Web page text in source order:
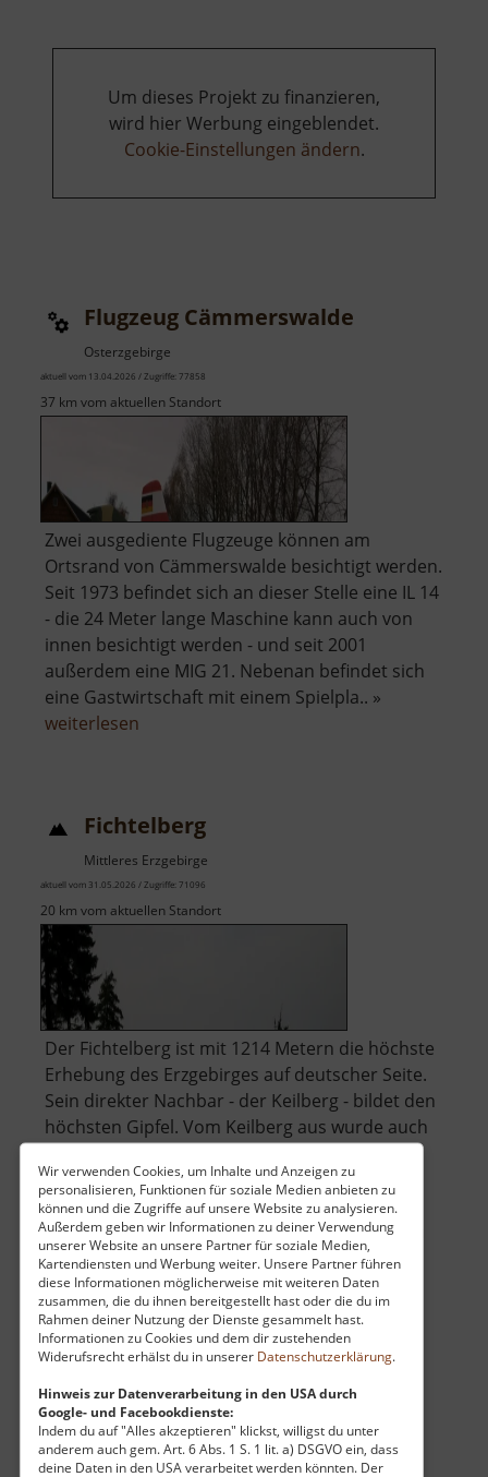
Wir verwenden Cookies, um Inhalte und Anzeigen zu
personalisieren, Funktionen für soziale Medien anbieten zu
können und die Zugriffe auf unsere Website zu analysieren.
Außerdem geben wir Informationen zu deiner Verwendung
unserer Website an unsere Partner für soziale Medien,
Kartendiensten und Werbung weiter. Unsere Partner führen
diese Informationen möglicherweise mit weiteren Daten
zusammen, die du ihnen bereitgestellt hast oder die du im
Rahmen deiner Nutzung der Dienste gesammelt hast.
Informationen zu Cookies und dem dir zustehenden
Widerufsrecht erhälst du in unserer Datenschutzerklärung.
Hinweis zur Datenverarbeitung in den USA durch
Google- und Facebookdienste:
Indem du auf "Alles akzeptieren" klickst, willigst du unter
anderem auch gem. Art. 6 Abs. 1 S. 1 lit. a) DSGVO ein, dass
deine Daten in den USA verarbeitet werden könnten. Der
Um dieses Projekt zu finanzieren,
wird hier Werbung eingeblendet.
Cookie-Einstellungen ändern.
Flugzeug Cämmerswalde
Osterzgebirge
aktuell vom 13.04.2026 / Zugriffe: 77858
37 km vom aktuellen Standort
Zwei ausgediente Flugzeuge können am
Ortsrand von Cämmerswalde besichtigt werden.
Seit 1973 befindet sich an dieser Stelle eine IL 14
- die 24 Meter lange Maschine kann auch von
innen besichtigt werden - und seit 2001
außerdem eine MIG 21. Nebenan befindet sich
eine Gastwirtschaft mit einem Spielpla.. »
weiterlesen
Fichtelberg
Mittleres Erzgebirge
aktuell vom 31.05.2026 / Zugriffe: 71096
20 km vom aktuellen Standort
Der Fichtelberg ist mit 1214 Metern die höchste
Erhebung des Erzgebirges auf deutscher Seite.
Sein direkter Nachbar - der Keilberg - bildet den
höchsten Gipfel. Vom Keilberg aus wurde auch
das Titelfoto aufgenommen.
Um zum Fichtelberg zu gelangen, kann man in
Cranzahl in die Fichtelbergbahn.. »weiterlesen
Burg Schreckenstein
aktuell vom 07.06.2026 / Zugriffe: 70594
75 km vom aktuellen Standort